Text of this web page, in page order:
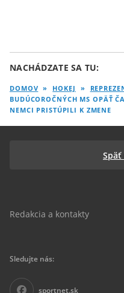
NACHÁDZATE SA TU:
DOMOV » HOKEJ »
BUDÚCOROČNÝCH MS OPÄŤ
NEMCI PRISTÚPILI K ZMENE
Späť
Redakcia a kontakty
Sledujte nás:
sportnet.sk